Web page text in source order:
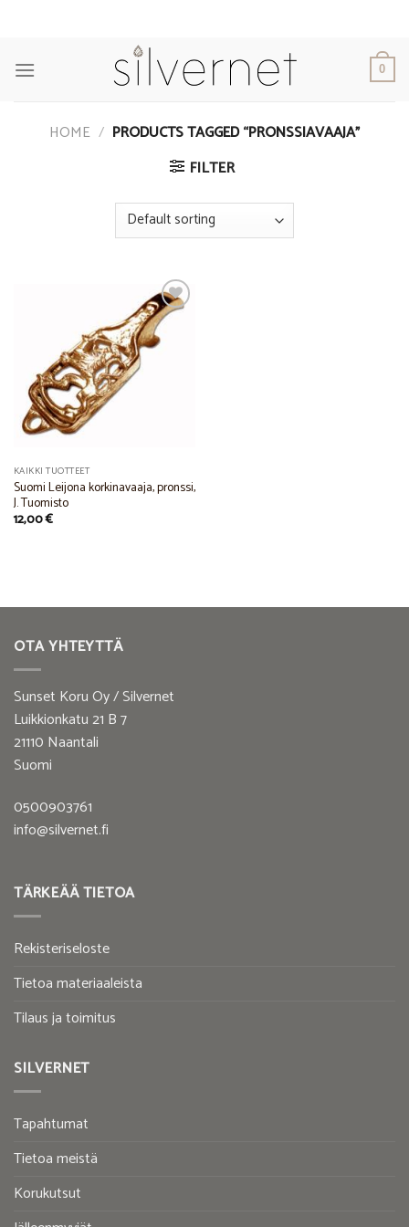
0
HOME / PRODUCTS TAGGED “PRONSSIAVAAJA”
FILTER
Add to
KAIKKI TUOTTEET
Suomi Leijona korkinavaaja, pronssi,
J. Tuomisto
12,00€
OTA YHTEYTTÄ
Sunset Koru Oy / Silvernet
Luikkionkatu 21 B 7
21110 Naantali
Suomi
0500903761
info@silvernet.fi
TÄRKEÄÄ TIETOA
Rekisteriseloste
Tietoa materiaaleista
Tilaus ja toimitus
SILVERNET
Tapahtumat
Tietoa meistä
Korukutsut